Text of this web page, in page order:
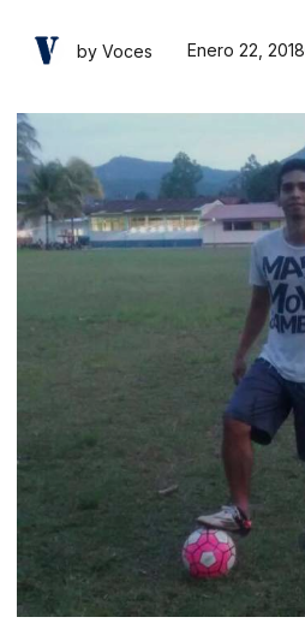
by Voces Enero 22, 2018